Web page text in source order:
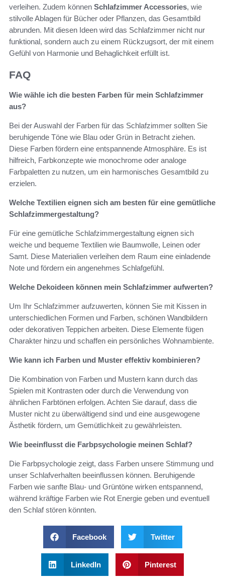
verleihen. Zudem können Schlafzimmer Accessories, wie
stilvolle Ablagen für Bücher oder Pflanzen, das Gesamtbild
abrunden. Mit diesen Ideen wird das Schlafzimmer nicht nur
funktional, sondern auch zu einem Rückzugsort, der mit einem
Gefühl von Harmonie und Behaglichkeit erfüllt ist.
FAQ
Wie wähle ich die besten Farben für mein Schlafzimmer
aus?
Bei der Auswahl der Farben für das Schlafzimmer sollten Sie
beruhigende Töne wie Blau oder Grün in Betracht ziehen.
Diese Farben fördern eine entspannende Atmosphäre. Es ist
hilfreich, Farbkonzepte wie monochrome oder analoge
Farbpaletten zu nutzen, um ein harmonisches Gesamtbild zu
erzielen.
Welche Textilien eignen sich am besten für eine gemütliche
Schlafzimmergestaltung?
Für eine gemütliche Schlafzimmergestaltung eignen sich
weiche und bequeme Textilien wie Baumwolle, Leinen oder
Samt. Diese Materialien verleihen dem Raum eine einladende
Note und fördern ein angenehmes Schlafgefühl.
Welche Dekoideen können mein Schlafzimmer aufwerten?
Um Ihr Schlafzimmer aufzuwerten, können Sie mit Kissen in
unterschiedlichen Formen und Farben, schönen Wandbildern
oder dekorativen Teppichen arbeiten. Diese Elemente fügen
Charakter hinzu und schaffen ein persönliches Wohnambiente.
Wie kann ich Farben und Muster effektiv kombinieren?
Die Kombination von Farben und Mustern kann durch das
Spielen mit Kontrasten oder durch die Verwendung von
ähnlichen Farbtönen erfolgen. Achten Sie darauf, dass die
Muster nicht zu überwältigend sind und eine ausgewogene
Ästhetik fördern, um Gemütlichkeit zu gewährleisten.
Wie beeinflusst die Farbpsychologie meinen Schlaf?
Die Farbpsychologie zeigt, dass Farben unsere Stimmung und
unser Schlafverhalten beeinflussen können. Beruhigende
Farben wie sanfte Blau- und Grüntöne wirken entspannend,
während kräftige Farben wie Rot Energie geben und eventuell
den Schlaf stören könnten.
Facebook Twitter
LinkedIn Pinterest